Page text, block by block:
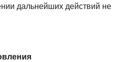
дальнейших действий не